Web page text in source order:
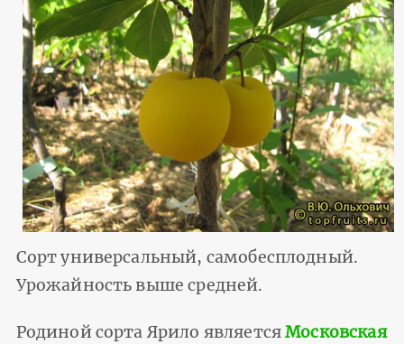
Сорт универсальный, самобесплодный.
Урожайность выше средней.
Родиной сорта Ярило являетсяМосковская